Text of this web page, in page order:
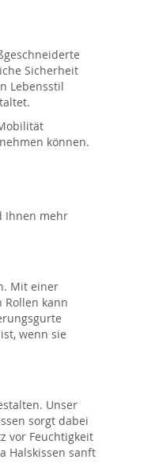
Sicherheit
Lebensstil
können.
Ihnen mehr
Mit einer
kann
, wenn sie
Unser
sorgt dabei
vor Feuchtigkeit
Halskissen sanft